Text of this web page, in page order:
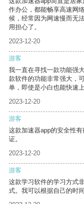
作办公，都能畅享高速网
候，经常因为网速慢而无
用担心了。
2023-12-20
游客
我一直在寻找一款功能强
款软件的功能非常强大，
单，即使是小白也能快速上
2023-12-20
游客
这款加速器app的安全性
证。
2023-12-20
游客
这款学习软件的学习方式
式。我可以根据自己的时